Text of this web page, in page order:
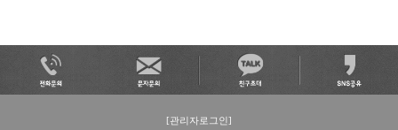
[관리자로그인]